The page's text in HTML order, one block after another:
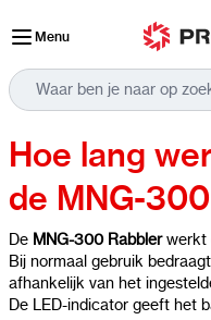
Menu
Hoe lang
de MNG-
De MNG-300 Rabblerwerkt
Bij normaal gebruik
afhankelijk van het
De LED-indicator geeft het